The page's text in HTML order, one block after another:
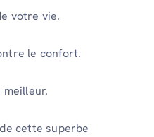
votre vie.
le confort.
meilleur.
cette superbe